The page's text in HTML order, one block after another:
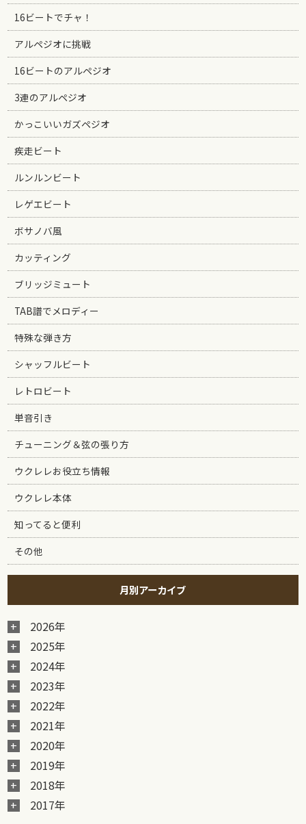
16ビートでチャ！
アルペジオに挑戦
16ビートのアルペジオ
3連のアルペジオ
かっこいいガズペジオ
疾走ビート
ルンルンビート
レゲエビート
ボサノバ風
カッティング
ブリッジミュート
TAB譜でメロディー
特殊な弾き方
シャッフルビート
レトロビート
単音引き
チューニング＆弦の張り方
ウクレレお役立ち情報
ウクレレ本体
知ってると便利
その他
月別アーカイブ
2026年
2025年
2024年
2023年
2022年
2021年
2020年
2019年
2018年
2017年